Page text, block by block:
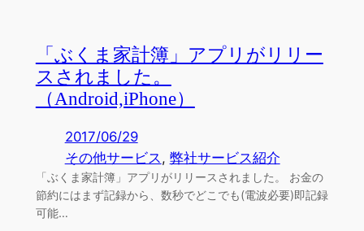
「ぶくま家計簿」アプリがリリー
スされました。
（Android,iPhone）
2017/06/29
その他サービス , 弊社サービス紹介
「ぶくま家計簿」アプリがリリースされました。 お金の
節約にはまず記録から、数秒でどこでも(電波必要)即記録
可能…